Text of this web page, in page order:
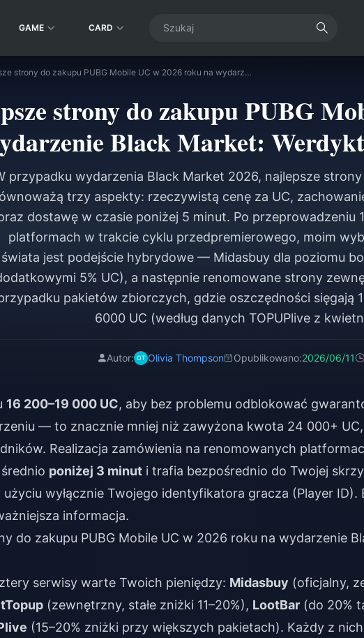
GAME CARD
Najlepsze strony do zakupu PUBG Mobile UC w 2026 roku na wydarzenie Black Market: Werdykt redakcji po testach
strony do zakupu PUBG
Black Market:
przypadku wydarzenia Black Market 2026, najlepsze strony
trzy aspekty: rzeczywistą cenę za UC,
dostawę w czasie poniżej 5 minut. Po przeprowadzeniu
platformach w trakcie cyklu przedpremierowego, moim
świata jest podejście hybrydowe — Midasbuy dla poziomu
5% UC), a następnie renomowane strony
pakietów zbiorczych, gdzie oszczędności sięgają
6000 UC (według danych TOPUPlive z
Autor: Olivia Thompson Opublikowano:2026/06/11
16 200–19 000 UC, aby bez problemu odblokować
— to znacznie mniej niż zawyżona kwota 24 000+
Realizacja zamówienia na renomowanych
poniżej 3 minut i trafia bezpośrednio do Twojej
wyłącznie Twojego identyfikatora gracza (Player ID).
informacja.
do zakupu PUBG Mobile UC w 2026 roku na wydarzenie
serwisy warte Twoich pieniędzy: Midasbuy (oficjalny,
(zewnętrzny, stałe zniżki 11–20%), LootBar (do 20%
(15–20% zniżki przy większych pakietach). Każdy z